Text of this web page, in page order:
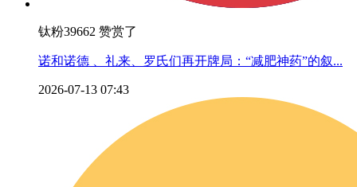
钛粉39662 赞赏了
诺和诺德 、礼来、罗氏们再开牌局：“减肥神药”的叙...
2026-07-13 07:43